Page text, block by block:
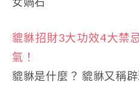
貔貅招財3大功效4大禁
氣！
貔貅是什麼？ 貔貅又稱